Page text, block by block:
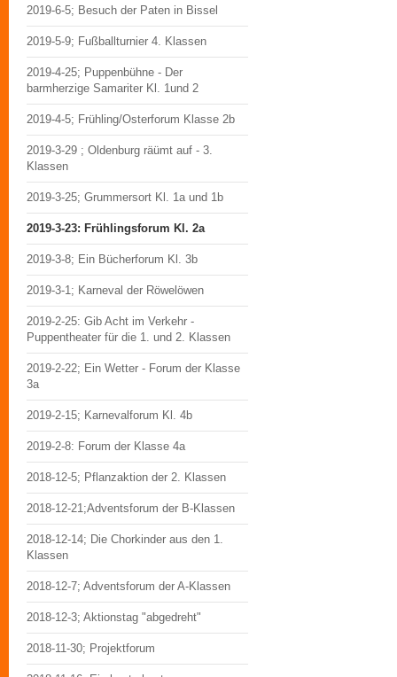
2019-6-5; Besuch der Paten in Bissel
2019-5-9; Fußballturnier 4. Klassen
2019-4-25; Puppenbühne - Der
barmherzige Samariter Kl. 1und 2
2019-4-5; Frühling/Osterforum Klasse 2b
2019-3-29 ; Oldenburg räümt auf - 3.
Klassen
2019-3-25; Grummersort Kl. 1a und 1b
2019-3-23: Frühlingsforum Kl. 2a
2019-3-8; Ein Bücherforum Kl. 3b
2019-3-1; Karneval der Röwelöwen
2019-2-25: Gib Acht im Verkehr -
Puppentheater für die 1. und 2. Klassen
2019-2-22; Ein Wetter - Forum der Klasse
3a
2019-2-15; Karnevalforum Kl. 4b
2019-2-8: Forum der Klasse 4a
2018-12-5; Pflanzaktion der 2. Klassen
2018-12-21;Adventsforum der B-Klassen
2018-12-14; Die Chorkinder aus den 1.
Klassen
2018-12-7; Adventsforum der A-Klassen
2018-12-3; Aktionstag "abgedreht"
2018-11-30; Projektforum